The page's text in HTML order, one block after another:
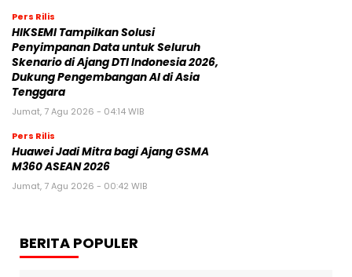
Pers Rilis
HIKSEMI Tampilkan Solusi
Penyimpanan Data untuk Seluruh
Skenario di Ajang DTI Indonesia 2026,
Dukung Pengembangan AI di Asia
Tenggara
Jumat, 7 Agu 2026 - 04:14 WIB
Pers Rilis
Huawei Jadi Mitra bagi Ajang GSMA
M360 ASEAN 2026
Jumat, 7 Agu 2026 - 00:42 WIB
BERITA POPULER